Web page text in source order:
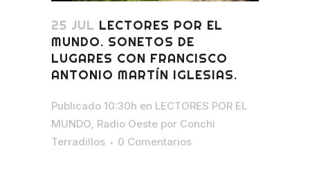
25 JUL LECTORES POR EL
MUNDO. SONETOS DE
LUGARES CON FRANCISCO
ANTONIO MARTÍN IGLESIAS.
Publicado 10:30h en LECTORES POR EL
MUNDO, Radio Oeste por Conchi
Terradillos
0 Comentarios